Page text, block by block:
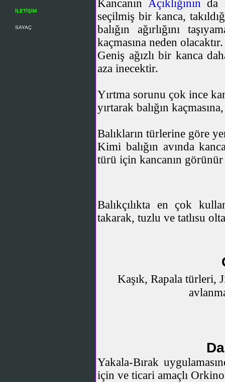
İLETİŞİM
SAYAÇ
Kancanın Açıklığının da
seçilmiş bir kanca,
balığın ağırlığını
kaçmasına neden olacaktır.
Geniş ağızlı bir kanca
aza inecektir.
Yırtma sorunu çok ince
yırtarak balığın
Balıkların türlerine göre
Kimi balığın avında
türü için kancanın
Balıkçılıkta en çok
takarak, tuzlu ve tatlısu
Kaşık, Rapala türleri,
Yakala-Bırak
için ve ticari amaçlı